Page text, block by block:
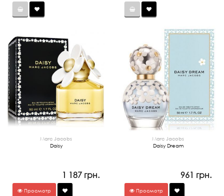
Marc Jacobs
Daisy
1 187 грн.
Просмотр
Marc Jacobs
Daisy Dream
961 грн.
Просмотр